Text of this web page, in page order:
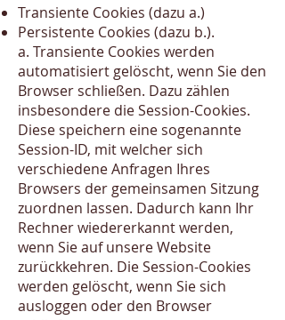
Transiente Cookies (dazu a.)
Persistente Cookies (dazu b.).
a. Transiente Cookies werden
automatisiert gelöscht, wenn Sie den
Browser schließen. Dazu zählen
insbesondere die Session-Cookies.
Diese speichern eine sogenannte
Session-ID, mit welcher sich
verschiedene Anfragen Ihres
Browsers der gemeinsamen Sitzung
zuordnen lassen. Dadurch kann Ihr
Rechner wiedererkannt werden,
wenn Sie auf unsere Website
zurückkehren. Die Session-Cookies
werden gelöscht, wenn Sie sich
ausloggen oder den Browser